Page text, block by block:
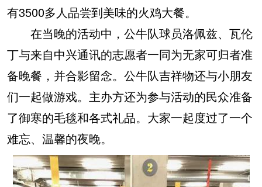
有3500多人品尝到美味的火鸡大餐。
在当晚的活动中，公牛队球员洛佩兹、瓦伦
丁与来自中兴通讯的志愿者一同为无家可归者准
备晚餐，并合影留念。公牛队吉祥物还与小朋友
们一起做游戏。主办方还为参与活动的民众准备
了御寒的毛毯和各式礼品。大家一起度过了一个
难忘、温馨的夜晚。